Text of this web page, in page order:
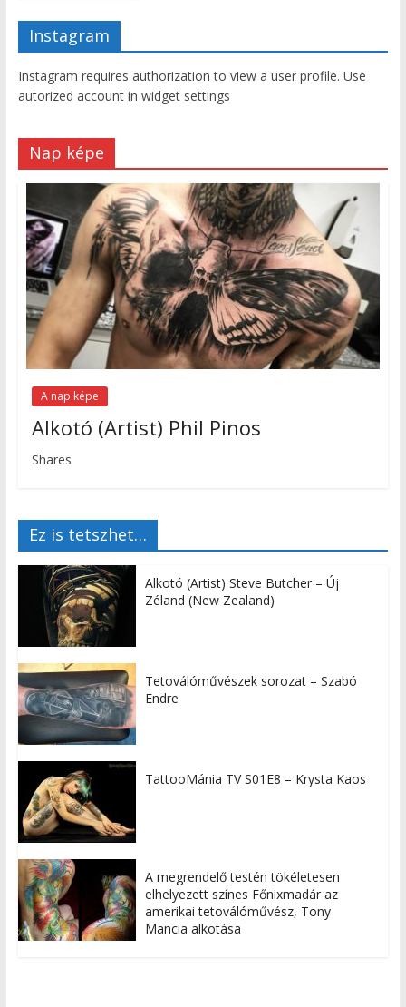
Instagram
Instagram requires authorization to view a user profile. Use
autorized account in widget settings
Nap képe
A nap képe
Alkotó (Artist) Phil Pinos
Shares
Ez is tetszhet…
Alkotó (Artist) Steve Butcher – Új
Zéland (New Zealand)
Tetoválóművészek sorozat – Szabó
Endre
TattooMánia TV S01E8 – Krysta Kaos
A megrendelő testén tökéletesen
elhelyezett színes Főnixmadár az
amerikai tetoválóművész, Tony
Mancia alkotása